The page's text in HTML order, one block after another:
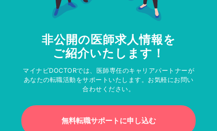
非公開の医師求人情報を
ご紹介いたします！
マイナビDOCTORでは、医師専任のキャリアパートナーが
あなたの転職活動をサポートいたします。お気軽にお問い
合わせください。
無料転職サポートに申し込む